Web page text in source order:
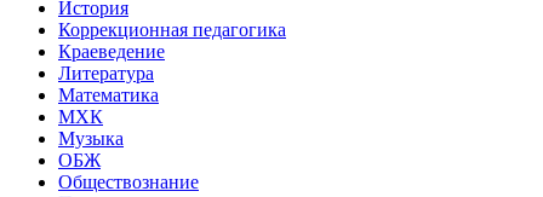
История
Коррекционная педагогика
Краеведение
Литература
Математика
МХК
Музыка
ОБЖ
Обществознание